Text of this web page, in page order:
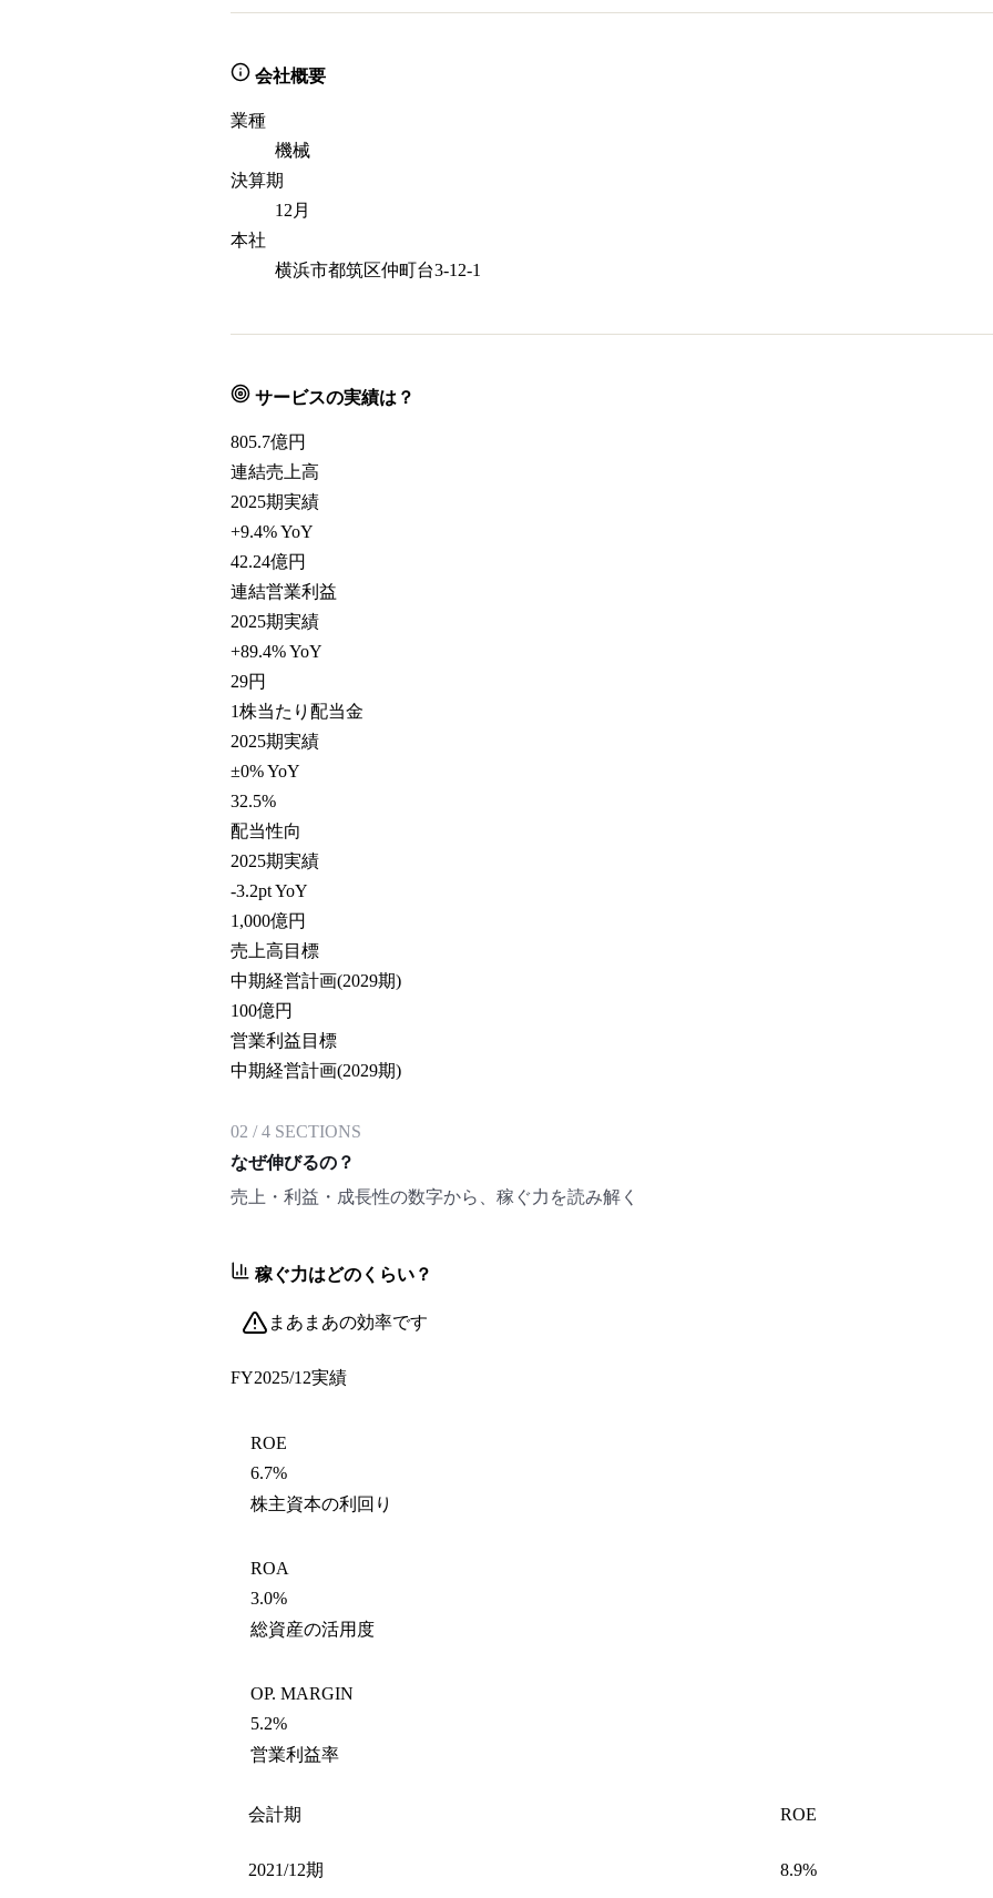
会社概要
業種
機械
決算期
12月
本社
横浜市都筑区仲町台3-12-1
サービスの実績は？
805.7億円
連結売上高
2025期実績
+9.4% YoY
42.24億円
連結営業利益
2025期実績
+89.4% YoY
29円
1株当たり配当金
2025期実績
±0% YoY
32.5%
配当性向
2025期実績
-3.2pt YoY
1,000億円
売上高目標
中期経営計画(2029期)
100億円
営業利益目標
中期経営計画(2029期)
02 /4 SECTIONS
なぜ伸びるの？
売上・利益・成長性の数字から、稼ぐ力を読み解く
稼ぐ力はどのくらい？
まあまあの効率です
FY2025/12実績
ROE
6.7%
株主資本の利回り
ROA
3.0%
総資産の活用度
OP. MARGIN
5.2%
営業利益率
会計期 ROE
2021/12期 8.9%